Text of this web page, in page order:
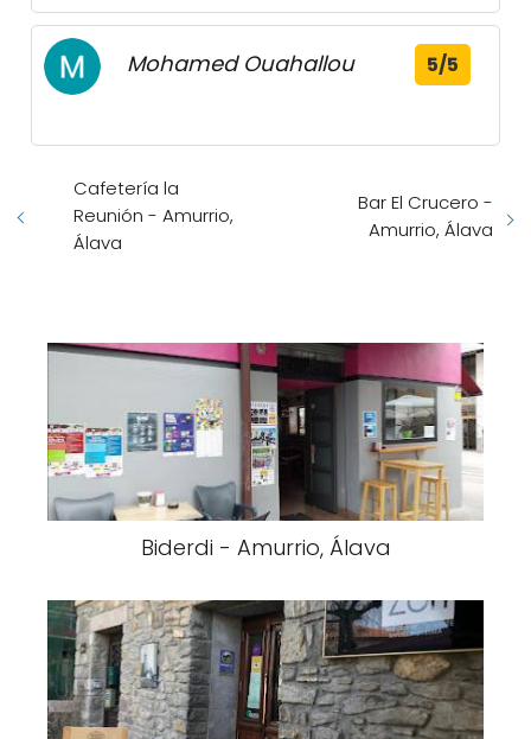
Mohamed Ouahallou 5/5
Cafetería la
Reunión - Amurrio,
Álava
Bar El Crucero -
Amurrio, Álava
Biderdi - Amurrio, Álava